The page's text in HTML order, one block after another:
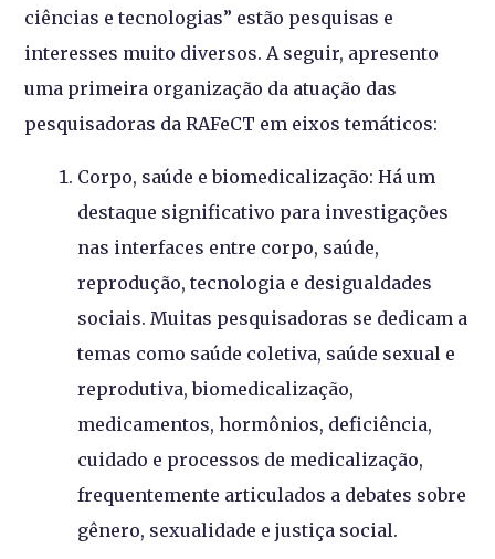
ciências e tecnologias” estão pesquisas e
interesses muito diversos. A seguir, apresento
uma primeira organização da atuação das
pesquisadoras da RAFeCT em eixos temáticos:
Corpo, saúde e biomedicalização: Há um
destaque significativo para investigações
nas interfaces entre corpo, saúde,
reprodução, tecnologia e desigualdades
sociais. Muitas pesquisadoras se dedicam a
temas como saúde coletiva, saúde sexual e
reprodutiva, biomedicalização,
medicamentos, hormônios, deficiência,
cuidado e processos de medicalização,
frequentemente articulados a debates sobre
gênero, sexualidade e justiça social.